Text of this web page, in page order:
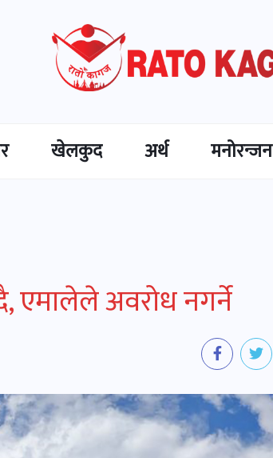
खेलकुद अर्थ मनोरन्जन
एमालेले अवरोध नगर्ने